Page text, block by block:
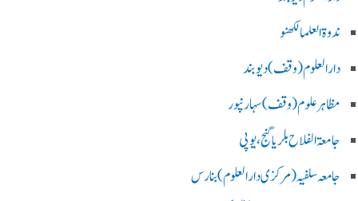
ندوۃالعلما لکھنو
دارالعلوم (وقف)دیوبند
مظاہرعلوم (وقف)سہارنپور
جامعۃ الفلاح بلریاگنج،یوپی
جامعہ سلفیہ(مرکزی دارالعلوم )بنارس